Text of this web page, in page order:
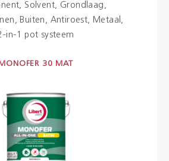
Solvent
Grondlaag
Buiten Antiroest
Metaal
in-1 pot systeem
30 MAT